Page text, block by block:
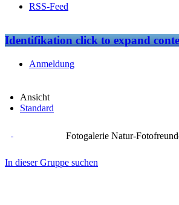
RSS-Feed
Identifikationclick to expand
Anmeldung
Ansicht
Standard
Fotogalerie Natur-
In dieser Gruppe suchen